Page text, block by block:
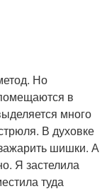
Но
в
много
В духовке
шишки. А
Я застелила
туда